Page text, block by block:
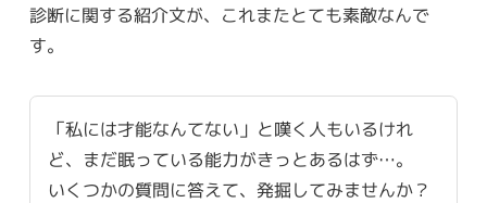
診断に関する紹介文が、これまたとても素敵なんで
す。
「私には才能なんてない」と嘆く人もいるけれ
ど、まだ眠っている能力がきっとあるはず…。
いくつかの質問に答えて、発掘してみませんか？